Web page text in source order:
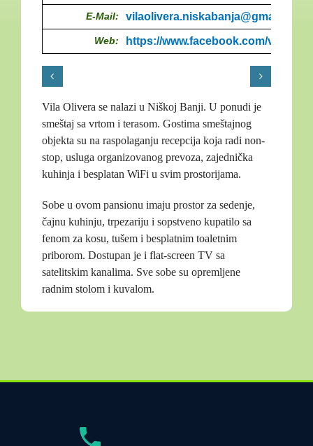
E-Mail: vilaolivera.niskabanja@gmail.com
Web: https://www.facebook.com/
Vila Olivera se nalazi u Niškoj Banji. U ponudi je
smeštaj sa vrtom i terasom. Gostima smeštajnog
objekta su na raspolaganju recepcija koja radi non-
stop, usluga organizovanog prevoza, zajednička
kuhinja i besplatan WiFi u svim prostorijama.
Sobe u ovom pansionu imaju prostor za sedenje,
čajnu kuhinju, trpezariju i sopstveno kupatilo sa
fenom za kosu, tušem i besplatnim toaletnim
priborom. Dostupan je i flat-screen TV sa
satelitskim kanalima. Sve sobe su opremljene
radnim stolom i kuvalom.